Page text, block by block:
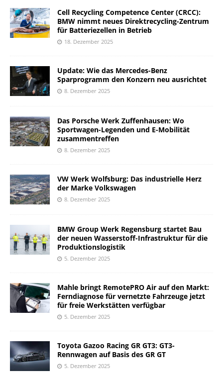
Cell Recycling Competence Center (CRCC):
BMW nimmt neues Direktrecycling-Zentrum
für Batteriezellen in Betrieb
18. Dezember 2025
Update: Wie das Mercedes-Benz
Sparprogramm den Konzern neu ausrichtet
8. Dezember 2025
Das Porsche Werk Zuffenhausen: Wo
Sportwagen-Legenden und E-Mobilität
zusammentreffen
8. Dezember 2025
VW Werk Wolfsburg: Das industrielle Herz
der Marke Volkswagen
8. Dezember 2025
BMW Group Werk Regensburg startet Bau
der neuen Wasserstoff-Infrastruktur für die
Produktionslogistik
5. Dezember 2025
Mahle bringt RemotePRO Air auf den Markt:
Ferndiagnose für vernetzte Fahrzeuge jetzt
für freie Werkstätten verfügbar
5. Dezember 2025
Toyota Gazoo Racing GR GT3: GT3-
Rennwagen auf Basis des GR GT
5. Dezember 2025